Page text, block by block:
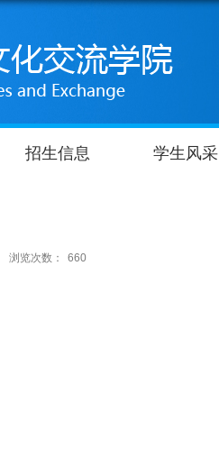
招生信息 学生风采
浏览次数： 660